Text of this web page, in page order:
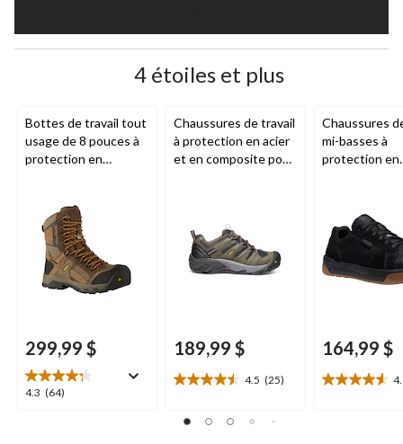
4 étoiles et plus
Bottes de travail tout
usage de 8 pouces à
protection en
KEEN Utility
299,99 $
4.3 (64)
4.3
Chaussures de travail
à protection en acier
et en composite pour
189,99 $
4.5 (25)
4.5
sur
Chaussures
mi-basses à
protection en
KEEN Utility
164,99 $
4.6